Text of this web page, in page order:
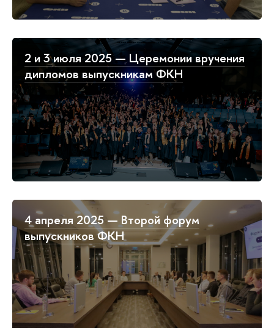
2 и 3 июля 2025 — Церемонии вручения
дипломов выпускникам ФКН
4 апреля 2025 — Второй форум
выпускников ФКН